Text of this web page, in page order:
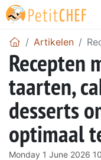
Artikelen
Recepten
taarten,
desserts
optimaal
Monday 1 June 2026